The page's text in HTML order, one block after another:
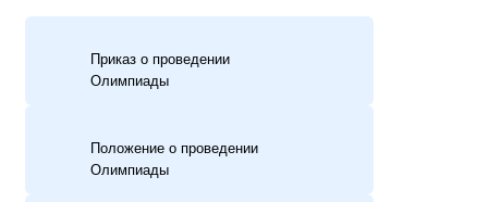
Приказ о проведении
Олимпиады
Положение о проведении
Олимпиады